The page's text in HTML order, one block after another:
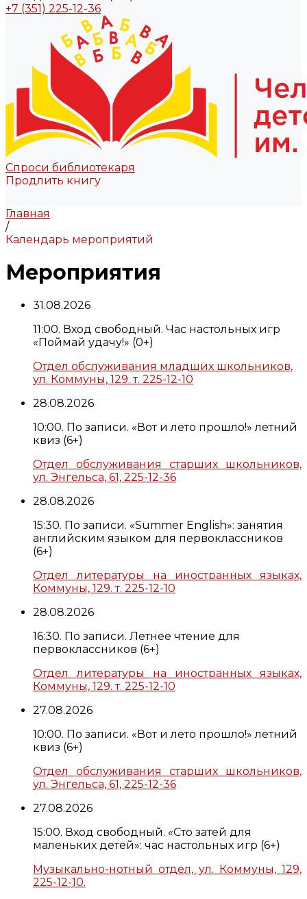
+7 (351) 225-12-36
Спроси библиотекаря
Продлить книгу
Главная
/
Календарь мероприятий
Мероприятия
31.08.2026
11:00. Вход свободный. Час настольных игр
«Поймай удачу!» (0+)
Отдел обслуживания младших школьников,
ул. Коммуны, 129. т. 225-12-10
28.08.2026
10:00. По записи. «Вот и лето прошло!» летний
квиз (6+)
Отдел обслуживания старших школьников,
ул. Энгельса, 61, 225-12-36
28.08.2026
15:30. По записи. «Summer English»: занятия
английским языком для первоклассников
(6+)
Отдел литературы на иностранных языках,
Коммуны, 129. т. 225-12-10
28.08.2026
16:30. По записи. Летнее чтение для
первоклассников (6+)
Отдел литературы на иностранных языках,
Коммуны, 129. т. 225-12-10
27.08.2026
10:00. По записи. «Вот и лето прошло!» летний
квиз (6+)
Отдел обслуживания старших школьников,
ул. Энгельса, 61, 225-12-36
27.08.2026
15:00. Вход свободный. «Сто затей для
маленьких детей»: час настольных игр (6+)
Музыкально-нотный отдел, ул. Коммуны, 129,
225-12-10.